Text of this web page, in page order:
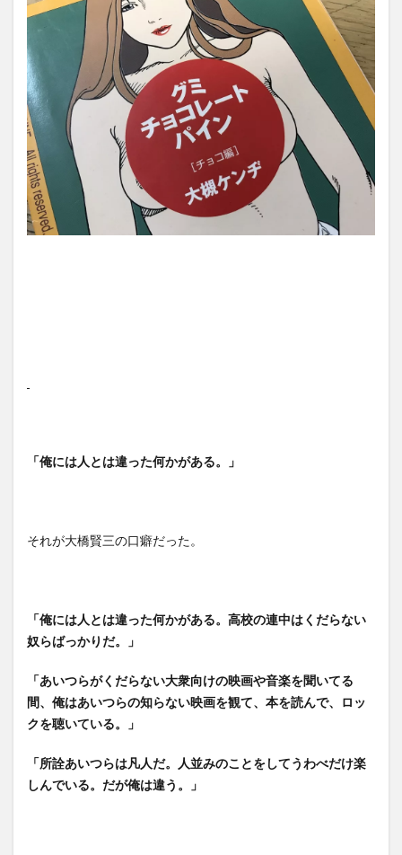
「俺には人とは違った何かがある。」
それが大橋賢三の口癖だった。
「俺には人とは違った何かがある。高校の連中はくだらない
奴らばっかりだ。」
「あいつらがくだらない大衆向けの映画や音楽を聞いてる
間、俺はあいつらの知らない映画を観て、本を読んで、ロッ
クを聴いている。」
「所詮あいつらは凡人だ。人並みのことをしてうわべだけ楽
しんでいる。だが俺は違う。」